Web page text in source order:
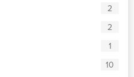
2
2
1
10